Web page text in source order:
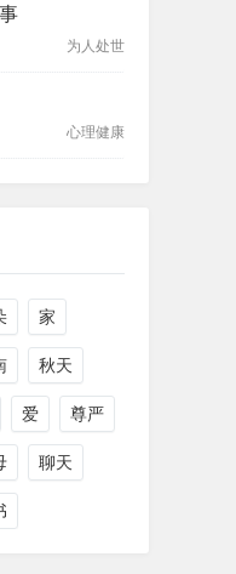
为人处世
心理健康
家
秋天
爱 尊严
聊天